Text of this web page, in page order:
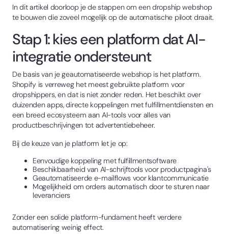
In dit artikel doorloop je de stappen om een dropship webshop
te bouwen die zoveel mogelijk op de automatische piloot draait.
Stap 1: kies een platform dat AI-
integratie ondersteunt
De basis van je geautomatiseerde webshop is het platform.
Shopify is verreweg het meest gebruikte platform voor
dropshippers, en dat is niet zonder reden. Het beschikt over
duizenden apps, directe koppelingen met fulfillmentdiensten en
een breed ecosysteem aan AI-tools voor alles van
productbeschrijvingen tot advertentiebeheer.
Bij de keuze van je platform let je op:
Eenvoudige koppeling met fulfillmentsoftware
Beschikbaarheid van AI-schrijftools voor productpagina's
Geautomatiseerde e-mailflows voor klantcommunicatie
Mogelijkheid om orders automatisch door te sturen naar
leveranciers
Zonder een solide platform-fundament heeft verdere
automatisering weinig effect.